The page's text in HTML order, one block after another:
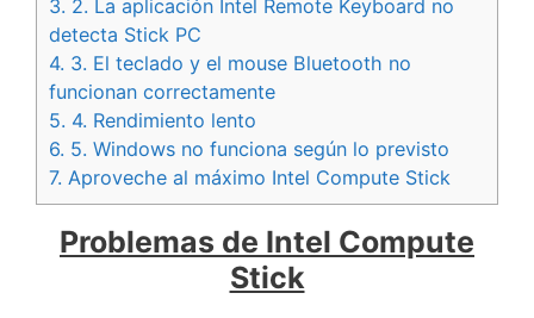
3. 2. La aplicación Intel Remote Keyboard no
detecta Stick PC
4. 3. El teclado y el mouse Bluetooth no
funcionan correctamente
5. 4. Rendimiento lento
6. 5. Windows no funciona según lo previsto
7. Aproveche al máximo Intel Compute Stick
Problemas de Intel Compute
Stick